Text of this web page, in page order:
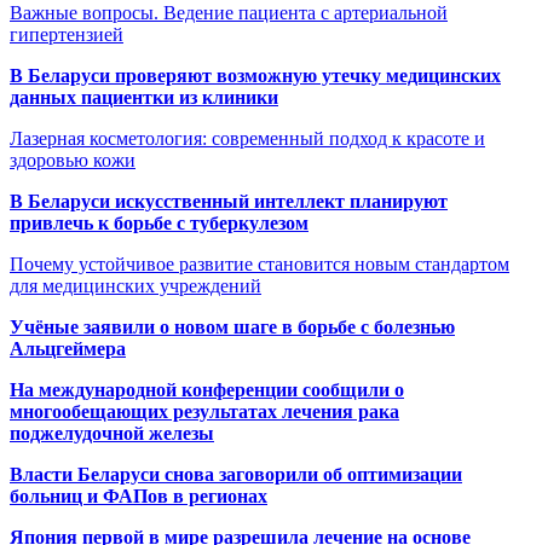
Важные вопросы. Ведение пациента с артериальной
гипертензией
В Беларуси проверяют возможную утечку медицинских
данных пациентки из клиники
Лазерная косметология: современный подход к красоте и
здоровью кожи
В Беларуси искусственный интеллект планируют
привлечь к борьбе с туберкулезом
Почему устойчивое развитие становится новым стандартом
для медицинских учреждений
Учёные заявили о новом шаге в борьбе с болезнью
Альцгеймера
На международной конференции сообщили о
многообещающих результатах лечения рака
поджелудочной железы
Власти Беларуси снова заговорили об оптимизации
больниц и ФАПов в регионах
Япония первой в мире разрешила лечение на основе